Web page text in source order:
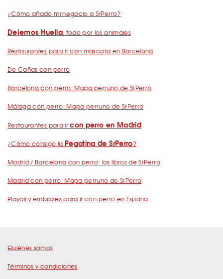
¿Cómo añado mi negocio a SrPerro?
Dejemos Huella: todo por los animales
Restaurantes para ir con mascota en Barcelona
De Cañas con perro
Barcelona con perro: Mapa perruno de SrPerro
Málaga con perro: Mapa perruno de SrPerro
Restaurantes para ircon perro en Madrid
¿Cómo consigo la Pegatina de SrPerro?
Madrid / Barcelona con perro: los libros de SrPerro
Madrid con perro: Mapa perruno de SrPerro
Playas y embalses para ir con perro en España
Quiénes somos
Términos y condiciones